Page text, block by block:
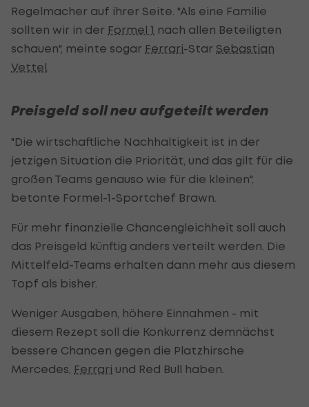
Regelmacher auf ihrer Seite. "Als eine Familie
sollten wir in der Formel 1 nach allen Beteiligten
schauen", meinte sogar Ferrari-Star Sebastian
Vettel.
Preisgeld soll neu aufgeteilt werden
"Die wirtschaftliche Nachhaltigkeit ist in der
jetzigen Situation die Priorität, und das gilt für die
großen Teams genauso wie für die kleinen",
betonte Formel-1-Sportchef Brawn.
Für mehr finanzielle Chancengleichheit soll auch
das Preisgeld künftig anders verteilt werden. Die
Mittelfeld-Teams erhalten dann mehr aus diesem
Topf als bisher.
Weniger Ausgaben, höhere Einnahmen - mit
diesem Rezept soll die Konkurrenz demnächst
bessere Chancen gegen die Platzhirsche
Mercedes, Ferrari und Red Bull haben.